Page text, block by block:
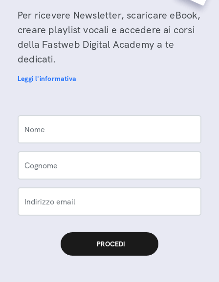
Per ricevere Newsletter, scaricare eBook,
creare playlist vocali e accedere ai corsi
della Fastweb Digital Academy a te
dedicati.
Leggi l'informativa
Nome
Cognome
Indirizzo email